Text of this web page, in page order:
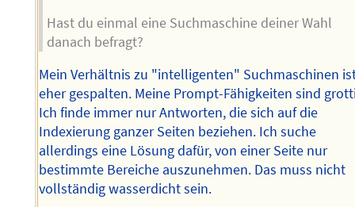
Hast du einmal eine Suchmaschine deiner Wahl
danach befragt?
Mein Verhältnis zu "intelligenten" Suchmaschinen
eher gespalten. Meine Prompt-Fähigkeiten sind
Ich finde immer nur Antworten, die sich auf die
Indexierung ganzer Seiten beziehen. Ich suche
allerdings eine Lösung dafür, von einer Seite nur
bestimmte Bereiche auszunehmen. Das muss nicht
vollständig wasserdicht sein.